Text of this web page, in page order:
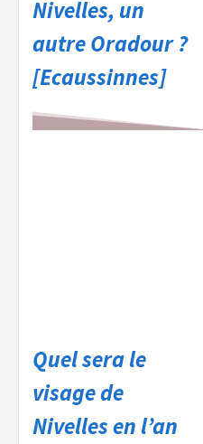
Nivelles, un
autre Oradour ?
[Ecaussinnes]
Quel sera le
visage de
Nivelles en l’an